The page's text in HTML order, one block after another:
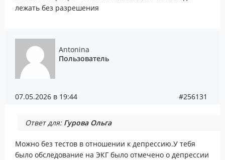
лежать без разрешения
Antonina
Пользователь
07.05.2026 в 19:44 #256131
Ответ для: Гурова Ольга
Можно без тестов в отношении к депрессию.У тебя
было обследование на ЭКГ было отмечено о депрессии